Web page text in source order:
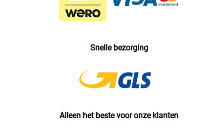
Snelle bezorging
Alleen het beste voor onze klanten